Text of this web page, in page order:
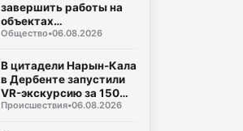
завершить работы на
объектах
водоснабжения
Общество•06.08.2026
В цитадели Нарын-Кала
в Дербенте запустили
VR-экскурсию за 150
рублей
Происшествия•06.08.2026